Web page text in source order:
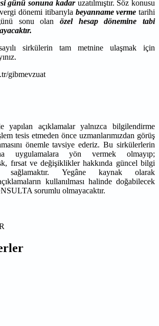
günü sonuna kadaruzatılmıştır. Söz konusu
dönemi itibarıyla beyanname verme tarihi
sonu olanözel hesap dönemine tabi
sirkülerin tam metnine ulaşmak için
gibmevzuat
yapılan açıklamalar yalnızca bilgilendirme
tesis etmeden önce uzmanlarımızdan görüş
önemle tavsiye ederiz. Bu sirkülerlerin
uygulamalara yön vermek olmayıp;
fırsat ve değişiklikler hakkında güncel bilgi
sağlamaktır. Yegâne kaynak olarak
kullanılması halinde doğabilecek
sorumlu olmayacaktır.